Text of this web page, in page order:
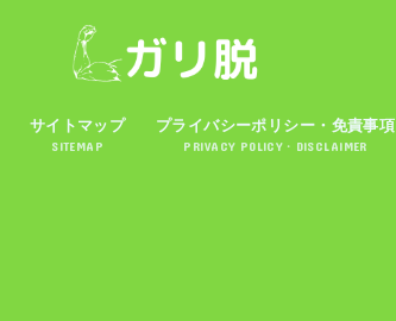
サイトマップ
SITEMAP
プライバシーポリシー・免責事項
PRIVACY POLICY・DISCLAIMER